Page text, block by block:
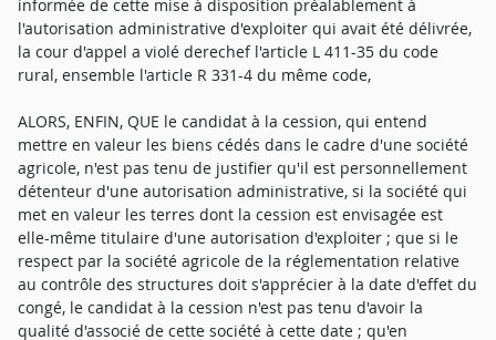
informée de cette mise à disposition préalablement à
l'autorisation administrative d'exploiter qui avait été délivrée,
la cour d'appel a violé derechef l'article L 411-35 du code
rural, ensemble l'article R 331-4 du même code,
ALORS, ENFIN, QUE le candidat à la cession, qui entend
mettre en valeur les biens cédés dans le cadre d'une société
agricole, n'est pas tenu de justifier qu'il est personnellement
détenteur d'une autorisation administrative, si la société qui
met en valeur les terres dont la cession est envisagée est
elle-même titulaire d'une autorisation d'exploiter ; que si le
respect par la société agricole de la réglementation relative
au contrôle des structures doit s'apprécier à la date d'effet du
congé, le candidat à la cession n'est pas tenu d'avoir la
qualité d'associé de cette société à cette date ; qu'en